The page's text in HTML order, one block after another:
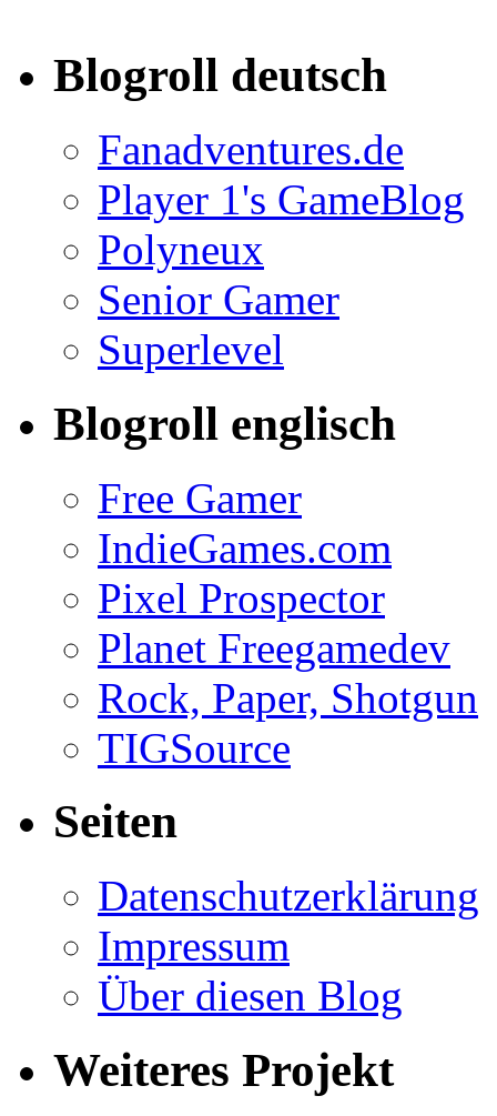
Blogroll deutsch
Fanadventures.de
Player 1's GameBlog
Polyneux
Senior Gamer
Superlevel
Blogroll englisch
Free Gamer
IndieGames.com
Pixel Prospector
Planet Freegamedev
Rock, Paper, Shotgun
TIGSource
Seiten
Datenschutzerklärung
Impressum
Über diesen Blog
Weiteres Projekt